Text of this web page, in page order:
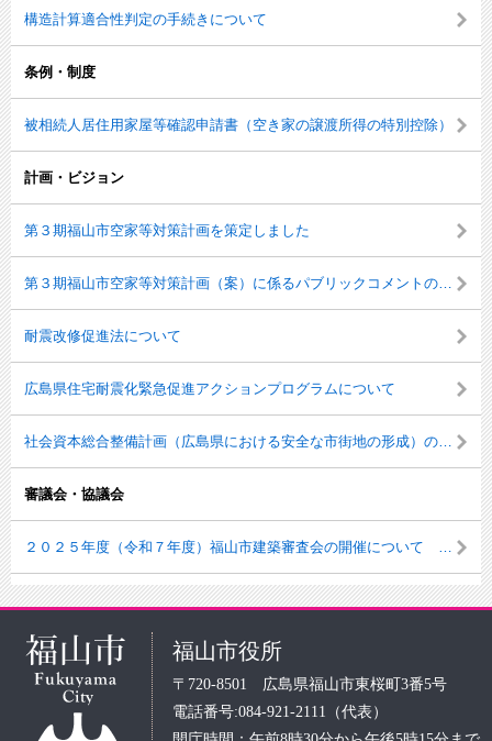
構造計算適合性判定の手続きについて
条例・制度
被相続人居住用家屋等確認申請書（空き家の譲渡所得の特別控除）
計画・ビジョン
第３期福山市空家等対策計画を策定しました
第３期福山市空家等対策計画（案）に係るパブリックコメントの実施結果について
耐震改修促進法について
広島県住宅耐震化緊急促進アクションプログラムについて
社会資本総合整備計画（広島県における安全な市街地の形成）の策定について
審議会・協議会
２０２５年度（令和７年度）福山市建築審査会の開催について ※終了しました。
福山市役所
〒720-8501 広島県福山市東桜町3番5号
電話番号:084-921-2111（代表）